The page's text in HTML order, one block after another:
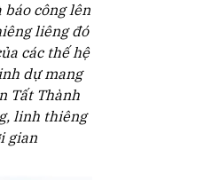
báo công lên
liêng đó
các thế hệ
dự mang
Tất Thành
linh thiêng
gian